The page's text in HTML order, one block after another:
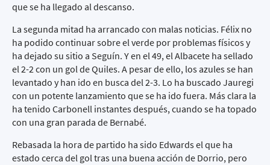
que se ha llegado al descanso.
La segunda mitad ha arrancado con malas noticias. Félix no
ha podido continuar sobre el verde por problemas físicos y
ha dejado su sitio a Seguín. Y en el 49, el Albacete ha sellado
el 2-2 con un gol de Quiles. A pesar de ello, los azules se han
levantado y han ido en busca del 2-3. Lo ha buscado Jauregi
con un potente lanzamiento que se ha ido fuera. Más clara la
ha tenido Carbonell instantes después, cuando se ha topado
con una gran parada de Bernabé.
Rebasada la hora de partido ha sido Edwards el que ha
estado cerca del gol tras una buena acción de Dorrio, pero